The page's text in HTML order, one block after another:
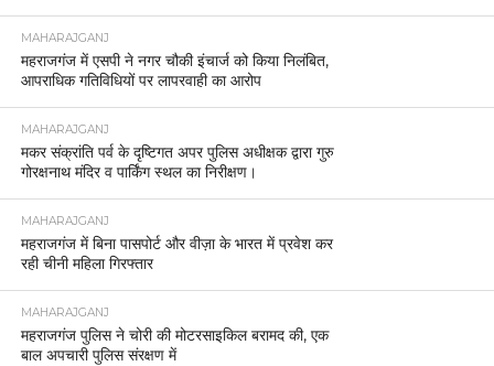
MAHARAJGANJ
महराजगंज में एसपी ने नगर चौकी इंचार्ज को किया निलंबित,
आपराधिक गतिविधियों पर लापरवाही का आरोप
MAHARAJGANJ
मकर संक्रांति पर्व के दृष्टिगत अपर पुलिस अधीक्षक द्वारा गुरु
गोरक्षनाथ मंदिर व पार्किंग स्थल का निरीक्षण।
MAHARAJGANJ
महराजगंज में बिना पासपोर्ट और वीज़ा के भारत में प्रवेश कर
रही चीनी महिला गिरफ्तार
MAHARAJGANJ
महराजगंज पुलिस ने चोरी की मोटरसाइकिल बरामद की, एक
बाल अपचारी पुलिस संरक्षण में